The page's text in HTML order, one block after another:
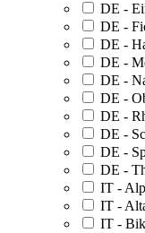
DE -
DE -
DE -
DE -
DE -
DE -
DE -
DE -
DE -
DE -
IT -
IT -
IT -